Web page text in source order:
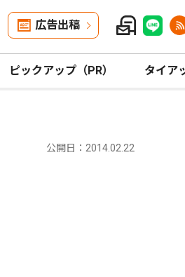
広告出稿
ピックアップ（PR） タイア
公開日：2014.02.22